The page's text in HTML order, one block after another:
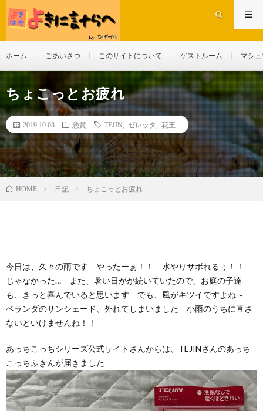
ホーム ごあいさつ このサイトについて ゲストルーム マシ
ちょこっとお疲れ
2019.10.03 懸賞 TEJIN ゼレッタ 花王
HOME 日記 ちょこっとお疲れ
今日は、久々の雨です やったーぁ！！ 水やりサボれるぅ！！
じゃなかった… また、暑い日がが続いていたので、お庭の子達
も、きっと喜んでいると思います でも、風がキツイですよね～
ベランダのサンシェード、外れてしまいました 小雨のうちに直さ
ないといけませんね！！
あっちこっちシリーズ公式サイトさんからは、TEJINさんのあっち
こっちふきんが届きました